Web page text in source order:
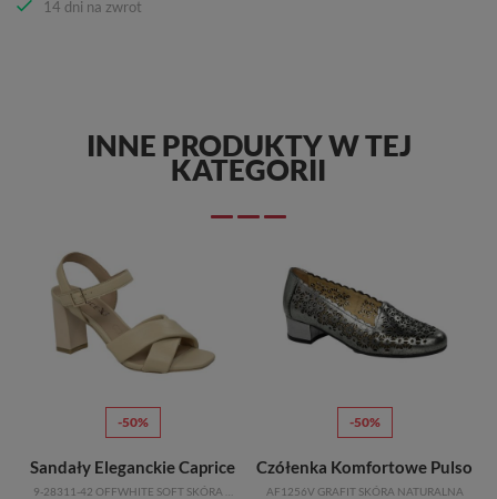
14 dni na zwrot
INNE PRODUKTY W TEJ
KATEGORII
-50%
Sandały Eleganckie Caprice
-50%
Czółenka Komfortowe Pulso
AF1256V GRAFIT SKÓRA NATURALNA